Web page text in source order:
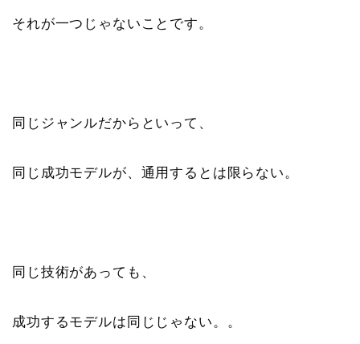
それが一つじゃないことです。
同じジャンルだからといって、
同じ成功モデルが、通用するとは限らない。
同じ技術があっても、
成功するモデルは同じじゃない。。